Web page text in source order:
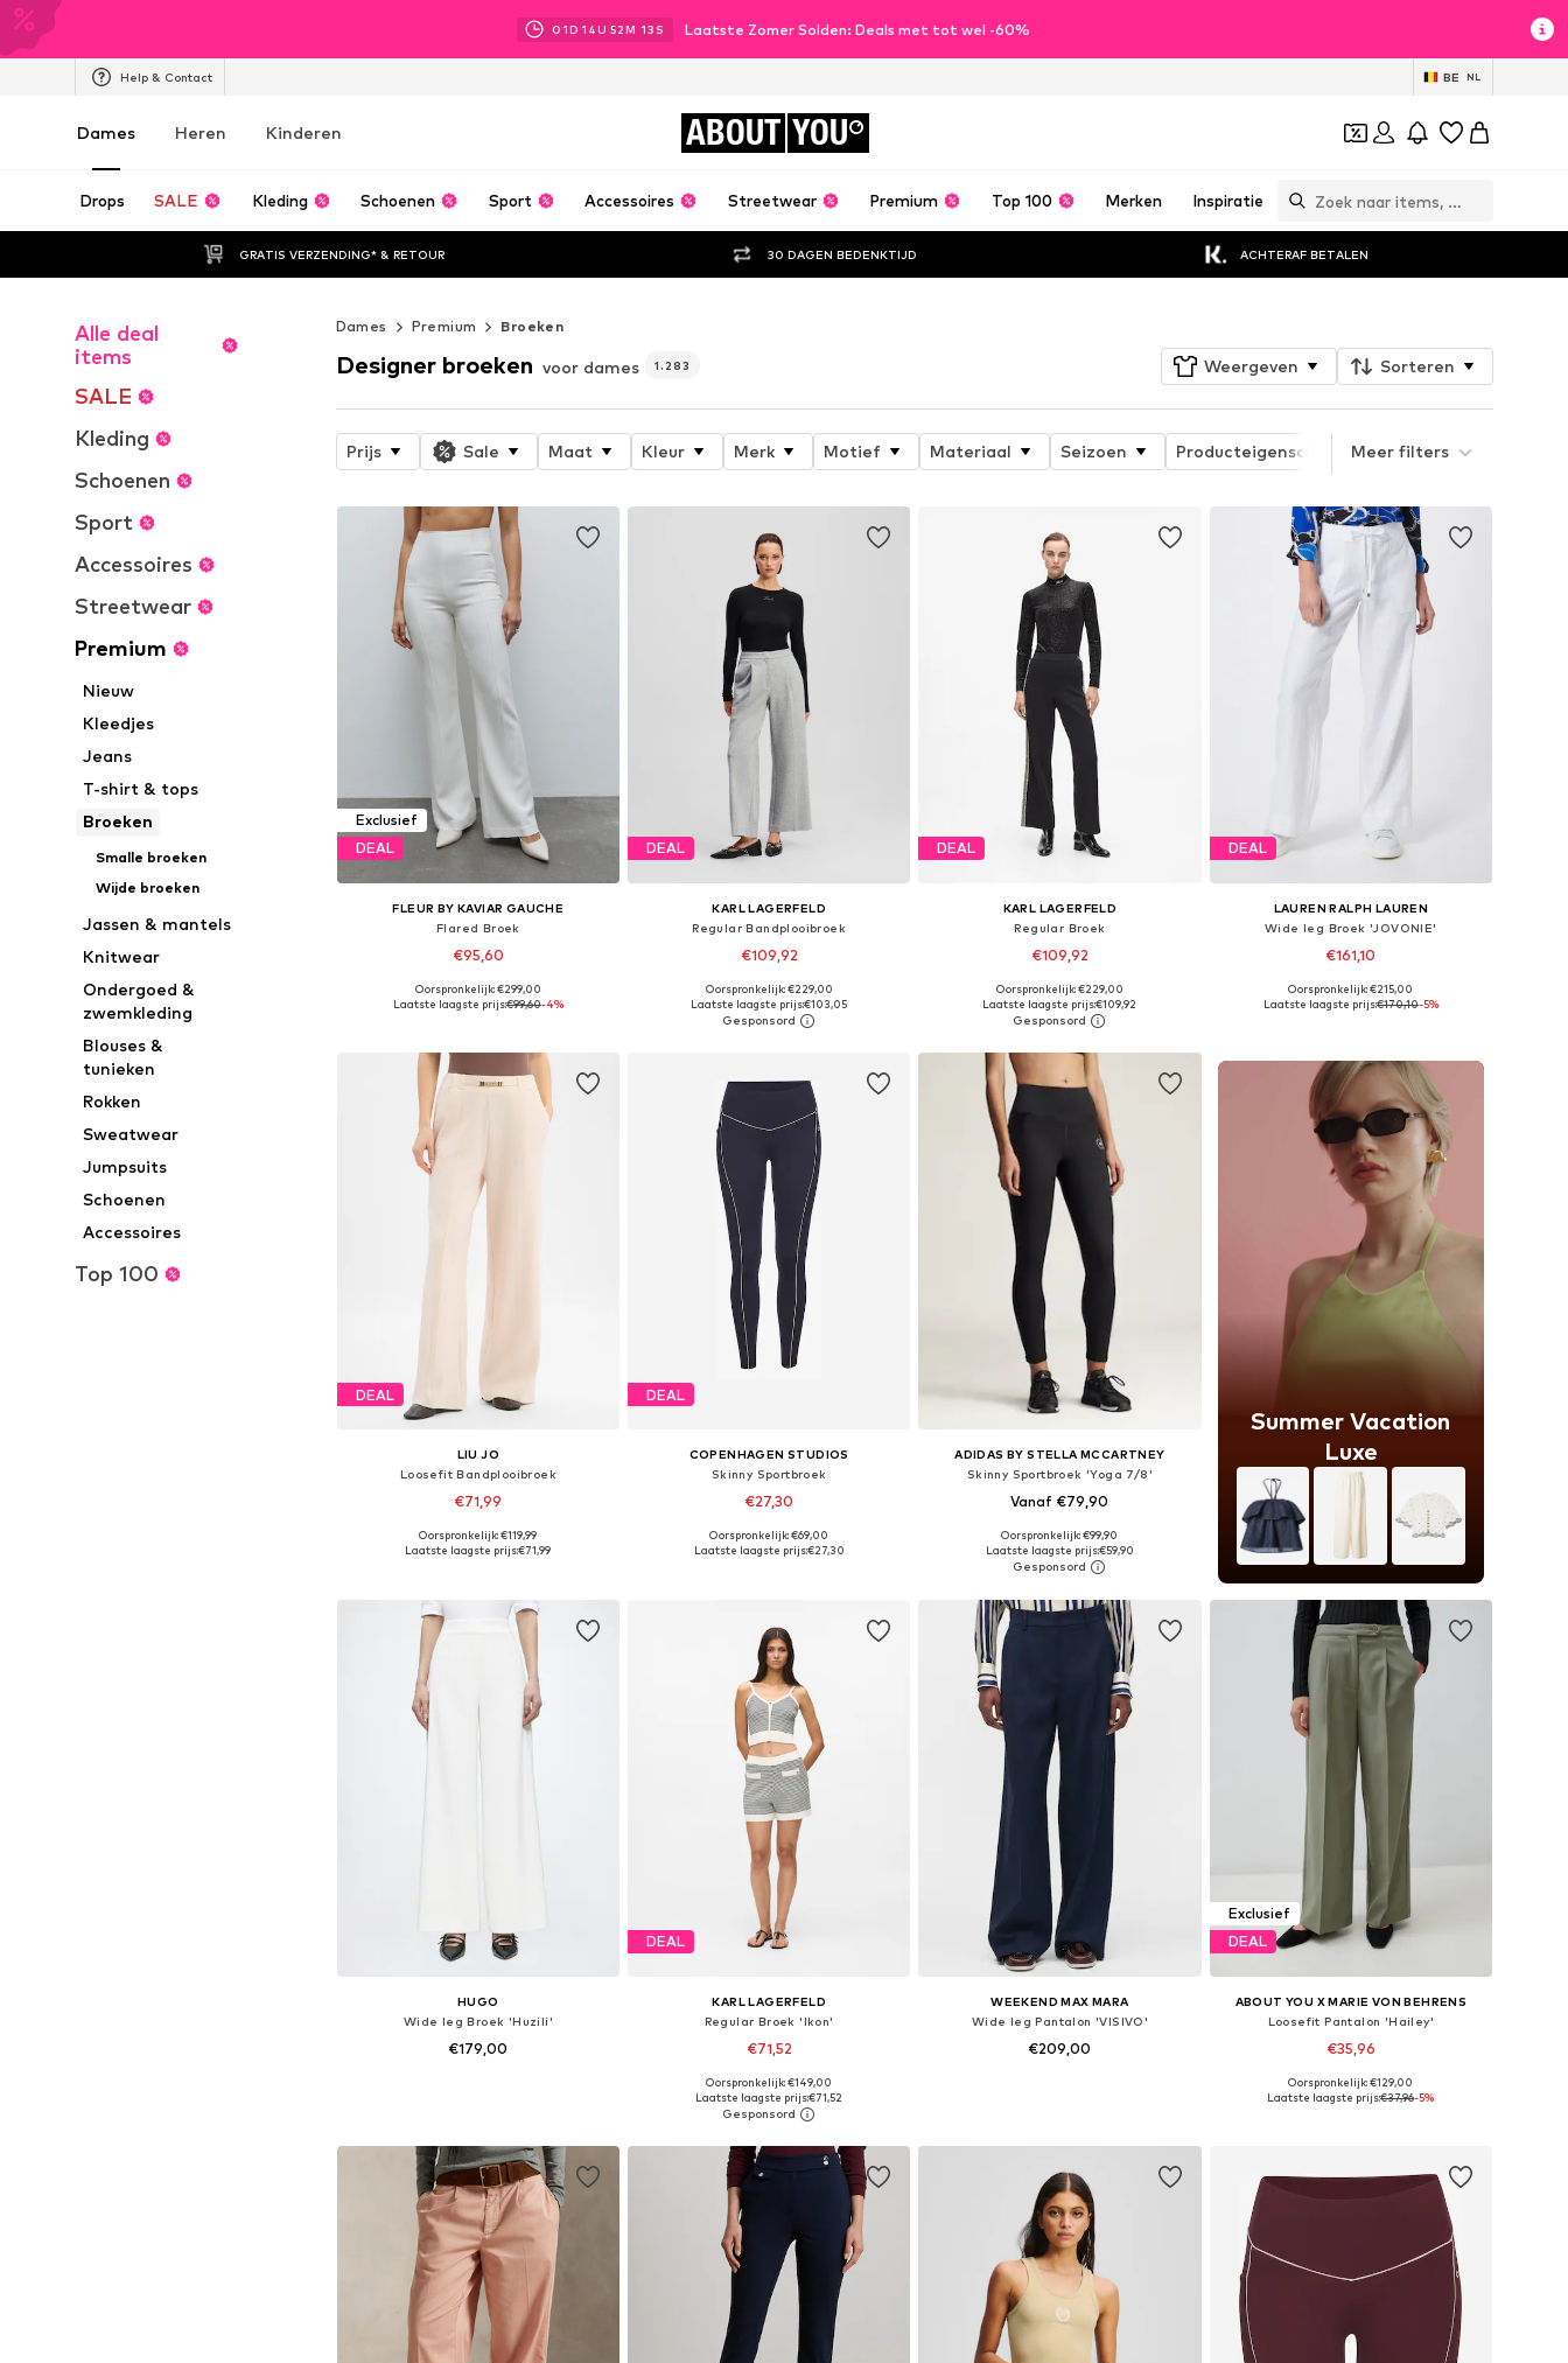
01D 14U 52M 10 S Laatste Zomer Solden: Deals met tot wel -60%
Help & Contact BE NL
Dames Heren Kinderen ABOUT YOU
Drops SALE Kleding Schoenen Sport Accessoires Streetwear Premium Top 100 Merken Inspiratie
GRATIS VERZENDING* & RETOUR 30 DAGEN BEDENKTIJD ACHTERAF BETALEN
Alle deal
items
SALE
Kleding
Schoenen
Sport
Accessoires
Streetwear
Premium
Nieuw
Kleedjes
Jeans
T-shirt & tops
Broeken
Smalle broeken
Wijde broeken
Jassen & mantels
Knitwear
Ondergoed &
zwemkleding
Blouses &
tunieken
Rokken
Sweatwear
Jumpsuits
Schoenen
Accessoires
Top 100
Dames Premium Broeken
Designer broeken voor dames 1.283 Weergeven Sorteren
Prijs Sale Maat Kleur Merk Motief Materiaal Seizoen Producteigenschappen Speciaal
Meer filters
Exclusief
DEAL
FLEUR BY KAVIAR GAUCHE
Flared Broek
€95,60
Beschikbare maten: 34, 36, 38, 42
Oorspronkelijk: €299,00
Laatste laagste prijs:€99,60-4%
DEAL
KARL LAGERFELD
Regular Bandplooibroek
€109,92
Beschikbare maten: 34, 36, 38, 40, 42, 44
In winkelmandje
Oorspronkelijk: €229,00
Laatste laagste prijs:€103,05
DEAL
KARL LAGERFELD
Regular Broek
€109,92
Beschikbare maten: 34, 36, 38, 42
In winkelmandje
Oorspronkelijk: €229,00
Laatste laagste prijs:€109,92
DEAL
LAUREN RALPH LAUREN
Wide leg Broek 'JOVONIE'
€161,10
Beschikbare maten: 34, 36, 38, 40, 42
Oorspronkelijk: €215,00
Laatste laagste prijs:€170,10-5%
DEAL
LIU JO
Loosefit Bandplooibroek
€71,99
Beschikbare maten: 34, 36, 38, 40
Oorspronkelijk: €119,99
Laatste laagste prijs:€71,99
DEAL
COPENHAGEN STUDIOS
Skinny Sportbroek
€27,30
Beschikbare maten: XS, S, M, L, XL
Oorspronkelijk: €69,00
Laatste laagste prijs:€27,30
ADIDAS BY STELLA MCCARTNEY
Skinny Sportbroek 'Yoga 7/8'
Vanaf €79,90
Beschikbare maten: XXS, XS, S, M, L, XL
In winkelmandje
Oorspronkelijk: €99,90
Laatste laagste prijs:€59,90
Summer Vacation
Luxe
HUGO
Wide leg Broek 'Huzili'
€179,00
DEAL
KARL LAGERFELD
Regular Broek 'Ikon'
€71,52
Beschikbare maten: 36, 38, 40, 42, 44
In winkelmandje
Oorspronkelijk: €149,00
Laatste laagste prijs:€71,52
WEEKEND MAX MARA
Wide leg Pantalon 'VISIVO'
€209,00
Exclusief
DEAL
ABOUT YOU X MARIE VON BEHRENS
Loosefit Pantalon 'Hailey'
€35,96
Beschikbare maten: 34, 36, 38, 40
Oorspronkelijk: €129,00
Laatste laagste prijs:€37,96-5%